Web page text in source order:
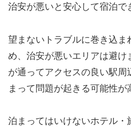
治安が悪いと安心して宿泊で
望まないトラブルに巻き込ま
め、治安が悪いエリアは避け
が通ってアクセスの良い駅周
まって問題が起きる可能性が
泊まってはいけないホテル・